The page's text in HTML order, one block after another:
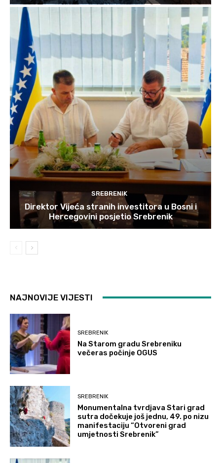
SREBRENIK
Direktor Vijeća stranih investitora u Bosni i
Hercegovini posjetio Srebrenik
NAJNOVIJE VIJESTI
SREBRENIK
Na Starom gradu Srebreniku
večeras počinje OGUS
SREBRENIK
Monumentalna tvrdjava Stari grad
sutra dočekuje još jednu, 49. po nizu
manifestaciju “Otvoreni grad
umjetnosti Srebrenik”